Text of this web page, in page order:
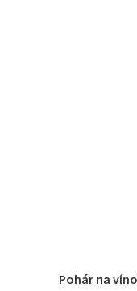
Pohár na